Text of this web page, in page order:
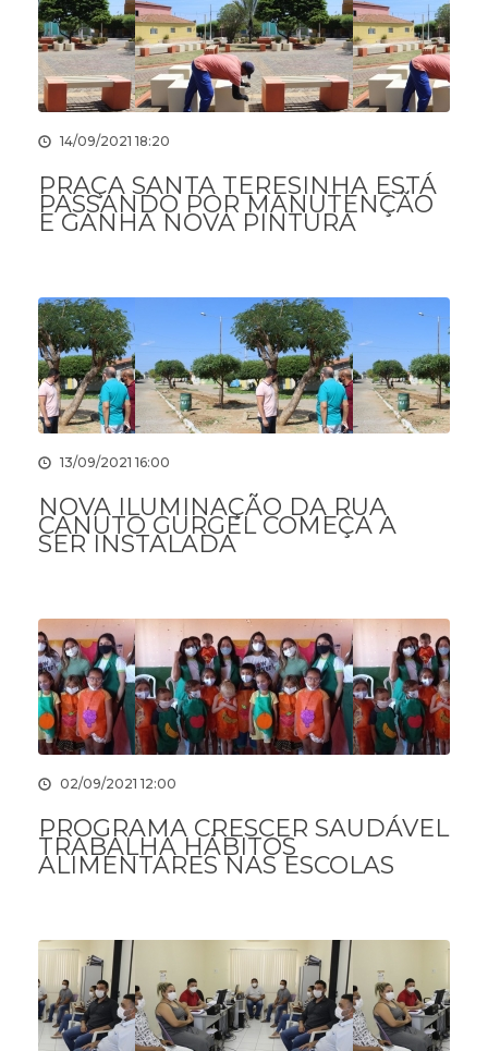
14/09/2021 18:20
PRAÇA SANTA TERESINHA ESTÁ
PASSANDO POR MANUTENÇÃO
E GANHA NOVA PINTURA
13/09/2021 16:00
NOVA ILUMINAÇÃO DA RUA
CANUTO GURGEL COMEÇA A
SER INSTALADA
02/09/2021 12:00
PROGRAMA CRESCER SAUDÁVEL
TRABALHA HÁBITOS
ALIMENTARES NAS ESCOLAS